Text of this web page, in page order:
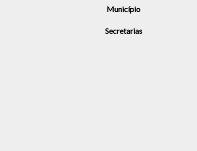
Município
Secretarias